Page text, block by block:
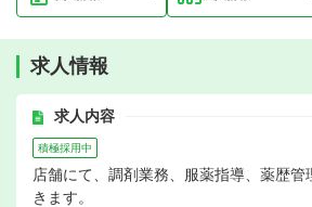
求人情報
求人内容
積極採用中
店舗にて、調剤業務、服薬指導、薬歴管
きます。